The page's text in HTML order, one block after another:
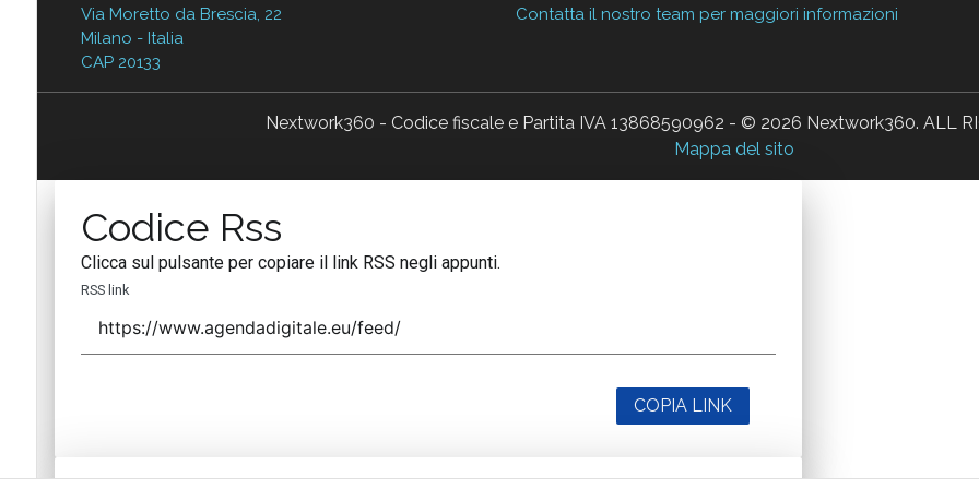
Via Moretto da Brescia, 22
Milano - Italia
CAP 20133
Contatta il nostro team per maggiori informazioni
Nextwork360 - Codice fiscale e Partita IVA 13868590962 - © 2026 Nextwork360. ALL
Mappa del sito
Codice Rss
Clicca sul pulsante per copiare il link RSS negli appunti.
RSS link
COPIA LINK